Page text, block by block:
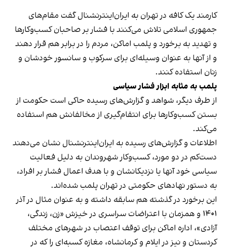
کارمند یک کافه در تهران به ایران‌اینترنشنال گفت مقام‌های
جمهوری اسلامی تلاش می‌کنند با فشار بر صاحبان کسب‌وکارها
و تهدید به برخورد و پلمب اماکن، مردم را در برابر هم قرار دهند
و از آنها به عنوان وسیله‌ای برای سرکوب و سانسور خودشان و
زنان استفاده کنند.
پلمب به مثابه ابزار فشار سیاسی
از طرف دیگر، شواهد و گزارش‌های رسیده حاکی است حکومت از
بستن کسب‌وکارها برای انتقام‌گیری از مخالفانش هم استفاده
می‌کند.
اطلاعات و گزارش‌های رسیده به ایران‌اینترنشنال نشان می‌دهند
دست‌کم در دو مورد، کسب‌وکار شهروندان به دلیل فعالیت
سیاسی خود آنها یا نزدیکانشان و با هدف اعمال فشار بر افراد،
به دستور نهادهای حکومتی در تهران پلمب شده‌اند.
این برخورد در گذشته هم سابقه داشته و به عنوان مثال در آذر
۱۴۰۱ و همزمان با اعتراضات سراسری در خیزش «زن، زندگی،
آزادی»، اداره اماکن برای توقف اعتصاب در شهرهای مختلف
کردستان و نیز در ایلام و کرمانشاه، مغازه کسبه‌ای را که در